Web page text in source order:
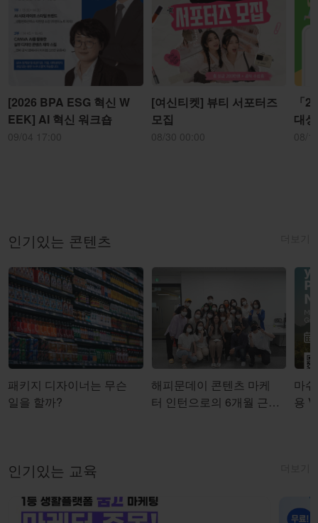
[2026 BPA ESG 혁신 W
EEK] AI 혁신 워크숍
09/04 17:00
[여신티켓] 뷰티 서포터즈
모집
08/30 00:00
「
대
08/
인기있는 콘텐츠
패키지 디자이너는 무슨
일을 할까?
해피문데이 콘텐츠 마케
터 인턴으로의 6개월 근무
마쉬
용
인기있는 교육